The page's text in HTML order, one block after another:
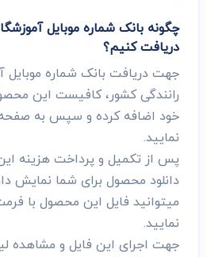
چگونه بانک شماره موبایل
دریافت کنیم؟
جهت دریافت بانک شماره موبایل
رانندگی کشور، کافیست این
خود اضافه کرده و سپس به
نمایید.
پس از تکمیل و پرداخت هزینه
دانلود محصول برای شما نمایش
میتوانید فایل این محصول با
نمایید.
جهت اجرای این فایل و مشاهده